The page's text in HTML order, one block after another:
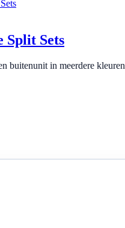
Split Sets
buitenunit in meerdere